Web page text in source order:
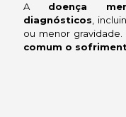
A doença
diagnósticos ,
ou menor
comum o